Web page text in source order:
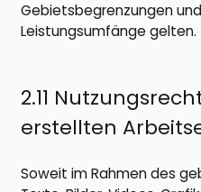
Gebietsbegrenzungen
Leistungsumfänge gelten.
2.11
erstellten
Soweit im Rahmen des